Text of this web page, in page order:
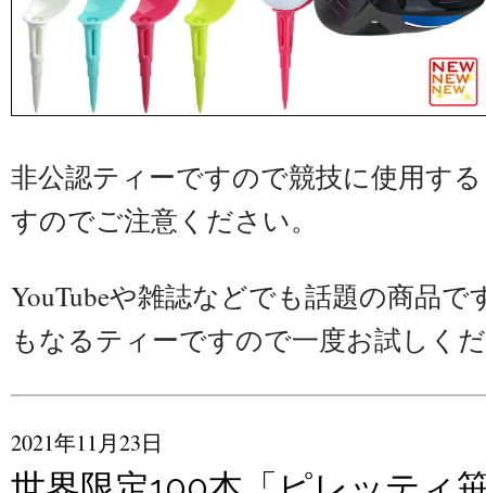
非公認ティーですので競技に使用す
すのでご注意ください。
YouTubeや雑誌などでも話題の商品で
もなるティーですので一度お試しく
2021年11月23日